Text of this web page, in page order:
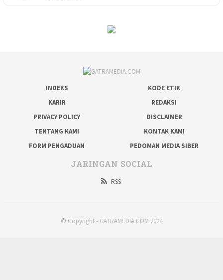
INDEKS
KODE ETIK
KARIR
REDAKSI
PRIVACY POLICY
DISCLAIMER
TENTANG KAMI
KONTAK KAMI
FORM PENGADUAN
PEDOMAN MEDIA SIBER
JARINGAN SOCIAL
RSS
© Copyright - GATRAMEDIA.COM 2024